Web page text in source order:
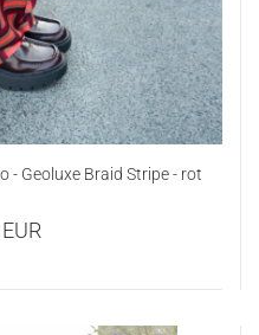
- Geoluxe Braid Stripe - rot